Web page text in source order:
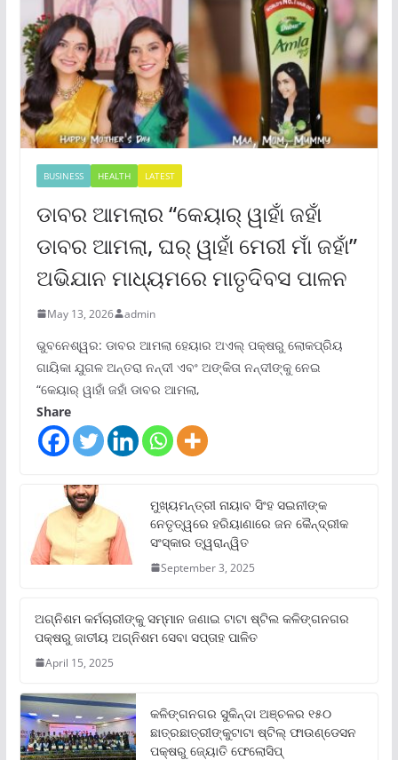
BUSINESS HEALTH LATEST
ଡାବର ଆମଲାର “କେୟାର୍ ୱାହାଁ ଜହାଁ
ଡାବର ଆମଲା, ଘର୍ ୱାହାଁ ମେରୀ ମାଁ ଜହାଁ”
ଅଭିଯାନ ମାଧ୍ୟମରେ ମାତୃଦିବସ ପାଳନ
May 13, 2026 admin
ଭୁବନେଶ୍ୱର: ଡାବର ଆମଲା ହେୟାର ଅଏଲ୍ ପକ୍ଷରୁ ଲୋକପ୍ରିୟ
ଗାୟିକା ଯୁଗଳ ଅନ୍ତରା ନନ୍ଦୀ ଏବଂ ଅଙ୍କିତା ନନ୍ଦୀଙ୍କୁ ନେଇ
“କେୟାର୍ ୱାହାଁ ଜହାଁ ଡାବର ଆମଲା,
Share
ମୁଖ୍ୟମନ୍ତ୍ରୀ ନାୟାବ ସିଂହ ସଇନୀଙ୍କ
ନେତୃତ୍ୱରେ ହରିୟାଣାରେ ଜନ କୈନ୍ଦ୍ରୀକ
ସଂସ୍କାର ତ୍ୱରାନ୍ୱିତ
September 3, 2025
ଅଗ୍ନିଶମ କର୍ମଚାରୀଙ୍କୁ ସମ୍ମାନ ଜଣାଇ ଟାଟା ଷ୍ଟିଲ କଳିଙ୍ଗନଗର
ପକ୍ଷରୁ ଜାତୀୟ ଅଗ୍ନିଶମ ସେବା ସପ୍ତାହ ପାଳିତ
April 15, 2025
କଳିଙ୍ଗନଗର ସୁକିନ୍ଦା ଅଞ୍ଚଳର ୧୫୦
ଛାତ୍ରଛାତ୍ରୀଙ୍କୁଟାଟା ଷ୍ଟିଲ୍ ଫାଉଣ୍ଡେସନ
ପକ୍ଷରୁ ଜ୍ୟୋତି ଫେଲୋସିପ୍‌